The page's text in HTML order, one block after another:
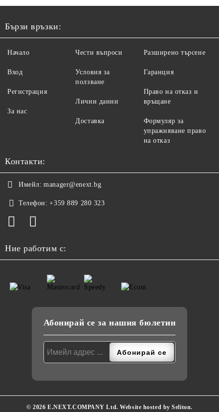
Бързи връзки:
Начало
Вход
Регистрация
За нас
Чести въпроси
Условия за
ползване
Лични данни
Доставка
Разширено търсене
Гаранция
Право на отказ и
връщане
Формуляр за
упражняване право
на отказ
Контакти:
Имейл: manager@enext.bg
Телефон: +359 889 280 323
Ние работим с:
Абонирай се за нашия бюлетин
© 2026 E.NEXT.COMPANY Ltd. Website hosted by Seliton.